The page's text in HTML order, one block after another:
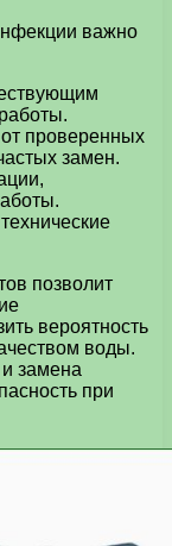
важно
проверенных
замен.
позволит
вероятность
воды.
замена
при